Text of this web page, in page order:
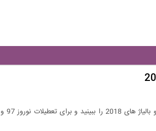
جدیدترین مدل های رنگ موی آمبره، رنگ و مش، هایلایت و بالیاژ های 2018 را ببینید و برای تعطیلات نوروز 97 و